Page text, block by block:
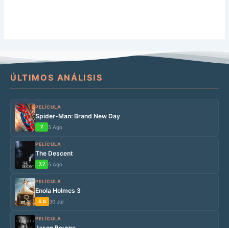
ÚLTIMOS ANÁLISIS
PELÍCULA
Spider-Man: Brand New Day
7 5 Ago
PELÍCULA
The Descent
7.7 5 Ago
PELÍCULA
Enola Holmes 3
5.6 30 Jul
PELÍCULA